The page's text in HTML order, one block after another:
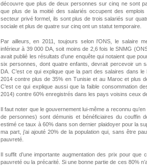
découvre que plus de deux personnes sur cinq ne sont
que plus de la moitié des salariés occupent des
secteur privé formel, ils sont plus de trois salariés sur
sociale et plus de quatre sur cinq ont un statut temporaire.
Par ailleurs, en 2011, toujours selon l’ONS, le salaire
inférieur à 39 000 DA, soit moins de 2,6 fois le SNMG
avait publié les résultats d’une enquête qui notaient que
six personnes, dont quatre enfants, devrait percevoir un
DA. C’est ce qui explique que la part des salaires dans
2014 contre plus de 35% en Tunisie et au Maroc et plus
C’est ce qui explique aussi que la faible consommation
2014) contre 60% enregistrés dans les pays voisins ceux de
Il faut noter que le gouvernement lui-même a reconnu
de personnes) sont démunis et bénéficiaires du couffin
estimé ce taux à 60% dans son dernier plaidoyer pour la
ma part, j’ai ajouté 20% de la population qui, sans être
pauvreté.
Il suffit d’une importante augmentation des prix pour que
pauvreté ou la précarité. Si une bonne partie de ces 80%